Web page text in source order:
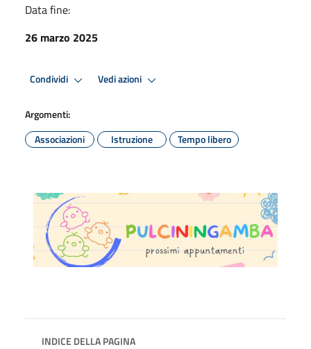
Data fine:
26 marzo 2025
Condividi Vedi azioni
Argomenti:
Associazioni
Istruzione Tempo libero
INDICE DELLA PAGINA